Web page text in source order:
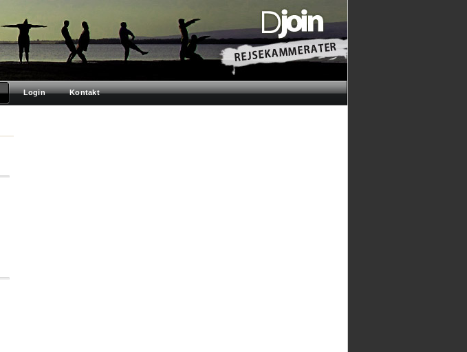
Login Kontakt